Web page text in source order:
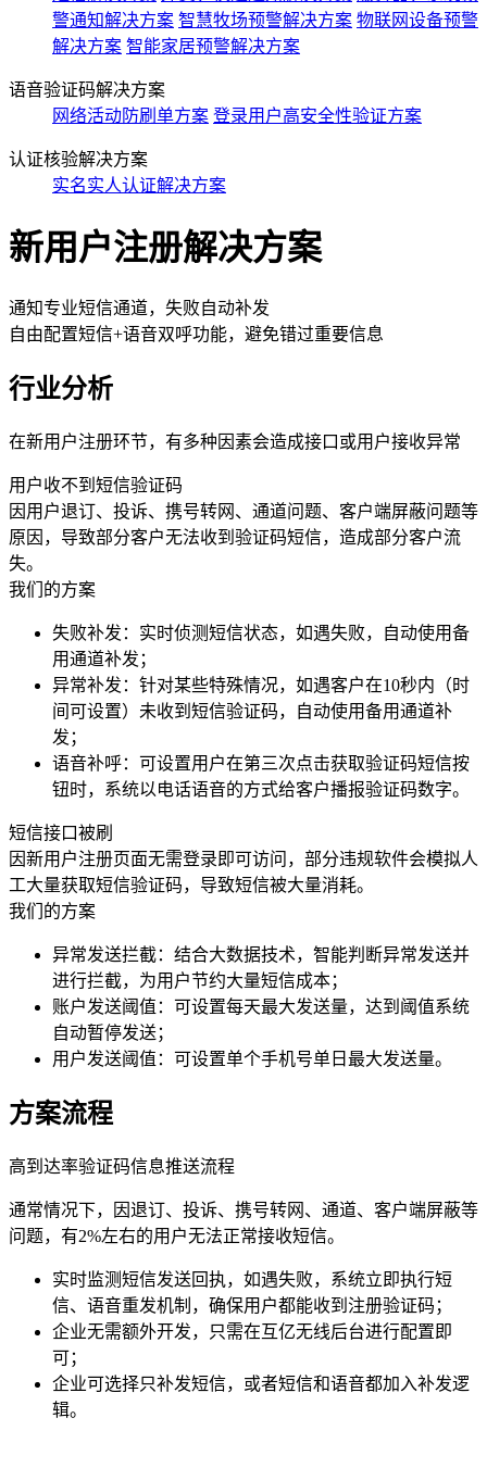
警通知解决方案 智慧牧场预警解决方案 物联网设备预警
解决方案 智能家居预警解决方案
语音验证码解决方案
网络活动防刷单方案 登录用户高安全性验证方案
认证核验解决方案
实名实人认证解决方案
新用户注册解决方案
通知专业短信通道，失败自动补发
自由配置短信+语音双呼功能，避免错过重要信息
行业分析
在新用户注册环节，有多种因素会造成接口或用户接收异常
用户收不到短信验证码
因用户退订、投诉、携号转网、通道问题、客户端屏蔽问题等
原因，导致部分客户无法收到验证码短信，造成部分客户流
失。
我们的方案
失败补发：实时侦测短信状态，如遇失败，自动使用备
用通道补发；
异常补发：针对某些特殊情况，如遇客户在10秒内（时
间可设置）未收到短信验证码，自动使用备用通道补
发；
语音补呼：可设置用户在第三次点击获取验证码短信按
钮时，系统以电话语音的方式给客户播报验证码数字。
短信接口被刷
因新用户注册页面无需登录即可访问，部分违规软件会模拟人
工大量获取短信验证码，导致短信被大量消耗。
我们的方案
异常发送拦截：结合大数据技术，智能判断异常发送并
进行拦截，为用户节约大量短信成本；
账户发送阈值：可设置每天最大发送量，达到阈值系统
自动暂停发送；
用户发送阈值：可设置单个手机号单日最大发送量。
方案流程
高到达率验证码信息推送流程
通常情况下，因退订、投诉、携号转网、通道、客户端屏蔽等
问题，有2%左右的用户无法正常接收短信。
实时监测短信发送回执，如遇失败，系统立即执行短
信、语音重发机制，确保用户都能收到注册验证码；
企业无需额外开发，只需在互亿无线后台进行配置即
可；
企业可选择只补发短信，或者短信和语音都加入补发逻
辑。